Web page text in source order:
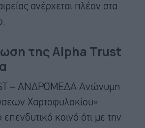
ανέρχεται πλέον στα
της Alpha Trust
– ΑΝΔΡΟΜΕΔΑ Ανώνυμη
Χαρτοφυλακίου»
κοινό ότι με την